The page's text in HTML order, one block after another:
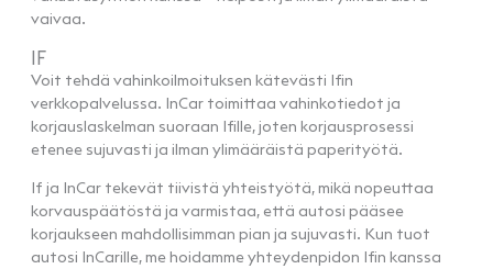
vaivaa.
IF
Voit tehdä vahinkoilmoituksen kätevästi Ifin
verkkopalvelussa. InCar toimittaa vahinkotiedot ja
korjauslaskelman suoraan Ifille, joten korjausprosessi
etenee sujuvasti ja ilman ylimääräistä paperityötä.
If ja InCar tekevät tiivistä yhteistyötä, mikä nopeuttaa
korvauspäätöstä ja varmistaa, että autosi pääsee
korjaukseen mahdollisimman pian ja sujuvasti. Kun tuot
autosi InCarille, me hoidamme yhteydenpidon Ifin kanssa